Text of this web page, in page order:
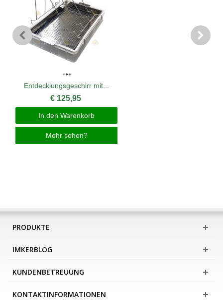
Entdecklungsgeschirr mit...
€ 125,95
In den Warenkorb
Mehr sehen?
PRODUKTE
IMKERBLOG
KUNDENBETREUUNG
KONTAKTINFORMATIONEN